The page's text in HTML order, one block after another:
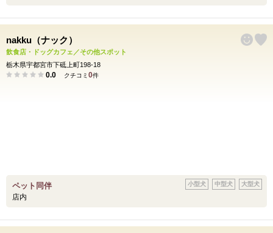
nakku（ナック）
飲食店・ドッグカフェ／その他スポット
栃木県宇都宮市下砥上町198-18
0.0 クチコミ 0件
ペット同伴
店内
小型犬 中型犬 大型犬